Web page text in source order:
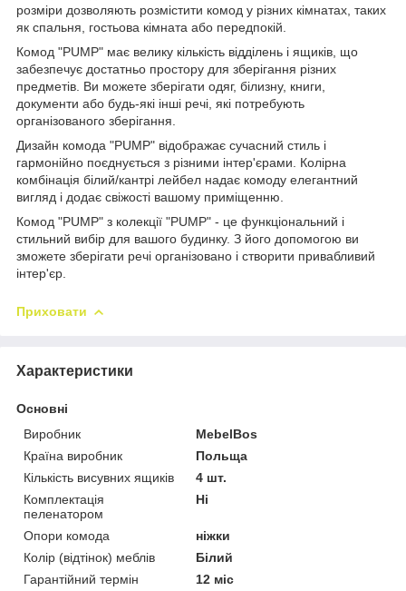
розміри дозволяють розмістити комод у різних кімнатах, таких
як спальня, гостьова кімната або передпокій.
Комод "PUMP" має велику кількість відділень і ящиків, що
забезпечує достатньо простору для зберігання різних
предметів. Ви можете зберігати одяг, білизну, книги,
документи або будь-які інші речі, які потребують
організованого зберігання.
Дизайн комода "PUMP" відображає сучасний стиль і
гармонійно поєднується з різними інтер'єрами. Колірна
комбінація білий/кантрі лейбел надає комоду елегантний
вигляд і додає свіжості вашому приміщенню.
Комод "PUMP" з колекції "PUMP" - це функціональний і
стильний вибір для вашого будинку. З його допомогою ви
зможете зберігати речі організовано і створити привабливий
інтер'єр.
Приховати
Характеристики
Основні
Виробник
MebelBos
Країна виробник
Польща
Кількість висувних ящиків
4 шт.
Комплектація
пеленатором
Ні
Опори комода
ніжки
Колір (відтінок) меблів
Білий
Гарантійний термін
12 міс